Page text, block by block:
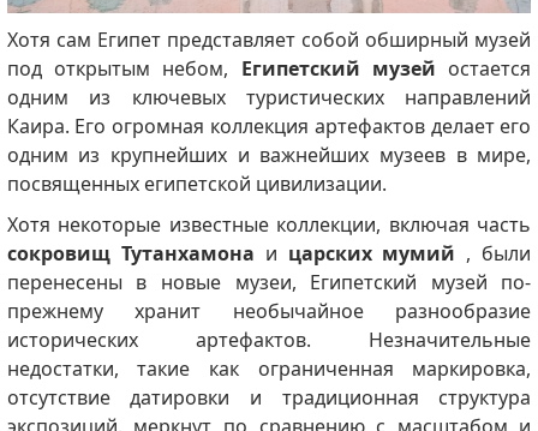
Хотя сам Египет представляет собой обширный музей
под открытым небом, Египетский музей остается
одним из ключевых туристических направлений
Каира. Его огромная коллекция артефактов делает его
одним из крупнейших и важнейших музеев в мире,
посвященных египетской цивилизации.
Хотя некоторые известные коллекции, включая часть
сокровищ Тутанхамона и царских мумий , были
перенесены в новые музеи, Египетский музей по-
прежнему хранит необычайное разнообразие
исторических артефактов. Незначительные
недостатки, такие как ограниченная маркировка,
отсутствие датировки и традиционная структура